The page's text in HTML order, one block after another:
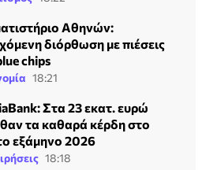
Αθηνών:
διόρθωση με πιέσεις
chips
18:21
Στα 23 εκατ. ευρώ
τα καθαρά κέρδη στο
εξάμηνο 2026
18:18